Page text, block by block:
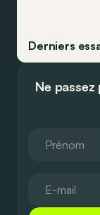
Derniers
Ne